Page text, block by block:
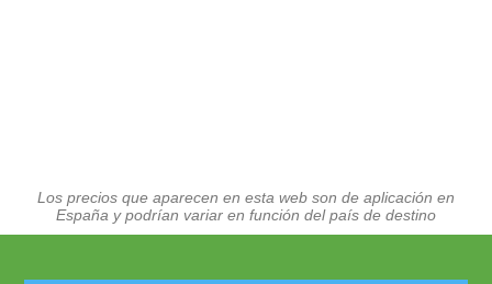
Los precios que aparecen en esta web son de aplicación en
España y podrían variar en función del país de destino